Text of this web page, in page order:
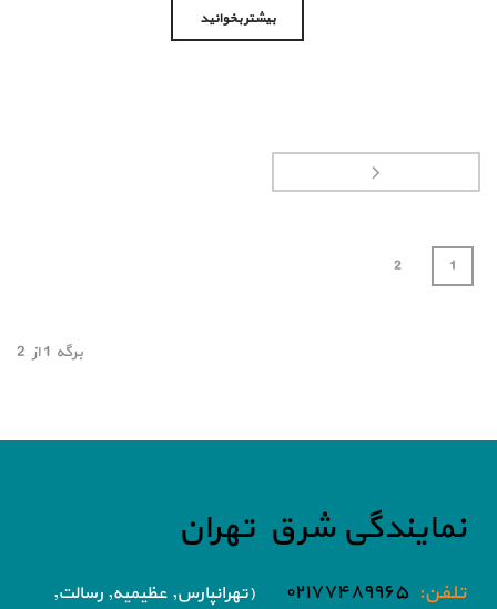
بیشتر بخوانید
1
2
برگه 1از 2
نمایندگی شرق تهران
تلفن: ۰۲۱۷۷۴۸۹۹۶۵
(تهرانپارس, عظیمیه, رسالت,